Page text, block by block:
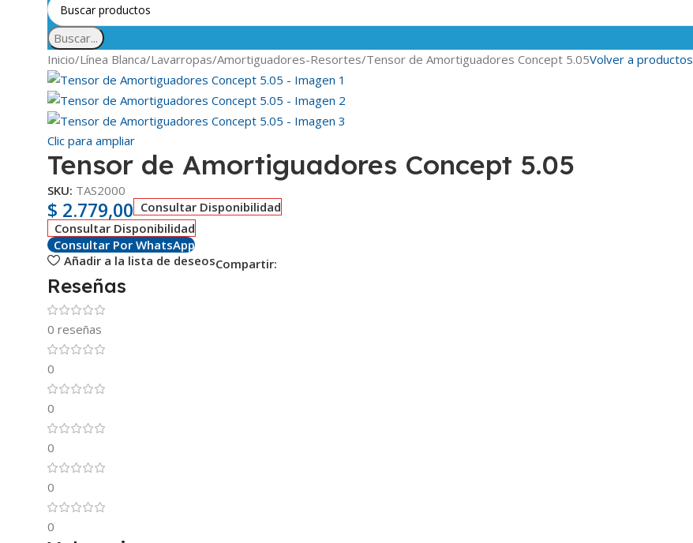
Buscar...
Inicio Línea Blanca Lavarropas Amortiguadores-Resortes Tensor de Amortiguadores Concept 5.05Volver a productos
Clic para ampliar
Tensor de Amortiguadores Concept 5.05
SKU: TAS2000
$ 2.779,00 Consultar Disponibilidad
Consultar Disponibilidad
Consultar Por WhatsApp
Añadir a la lista de deseosCompartir:
Reseñas
0 reseñas
0
0
0
0
0